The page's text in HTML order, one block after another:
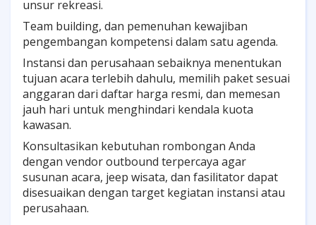
unsur rekreasi.
Team building, dan pemenuhan kewajiban
pengembangan kompetensi dalam satu agenda.
Instansi dan perusahaan sebaiknya menentukan
tujuan acara terlebih dahulu, memilih paket sesuai
anggaran dari daftar harga resmi, dan memesan
jauh hari untuk menghindari kendala kuota
kawasan.
Konsultasikan kebutuhan rombongan Anda
dengan vendor outbound terpercaya agar
susunan acara, jeep wisata, dan fasilitator dapat
disesuaikan dengan target kegiatan instansi atau
perusahaan.